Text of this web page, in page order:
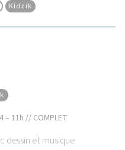
Kidzik
– 11h // COMPLET
dessin et musique